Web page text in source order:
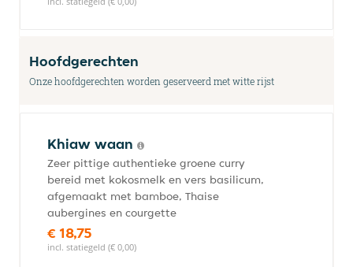
Hoofdgerechten
Onze hoofdgerechten worden geserveerd met witte rijst
Khiaw waan
Zeer pittige authentieke groene curry
bereid met kokosmelk en vers basilicum,
afgemaakt met bamboe, Thaise
aubergines en courgette
€ 18,75
incl. statiegeld (€ 0,00)